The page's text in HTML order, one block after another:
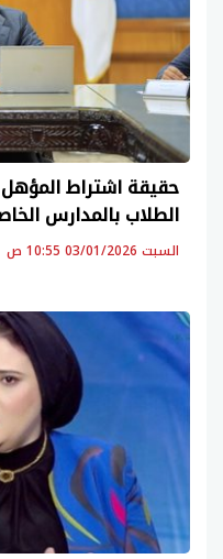
حقيقة اشتراط المؤهل
الطلاب بالمدارس
السبت 03/01/2026 10:55 ص